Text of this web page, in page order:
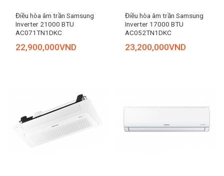
Điều hòa âm trần Samsung
Inverter 21000 BTU
AC071TN1DKC
22,900,000VND
Điều hòa âm trần Samsung
Inverter 17000 BTU
AC052TN1DKC
23,200,000VND